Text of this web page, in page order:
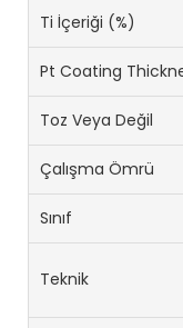
Ti İçeriği (%)
Pt Coating
Toz Veya Değil
Çalışma Ömrü
Sınıf
Teknik